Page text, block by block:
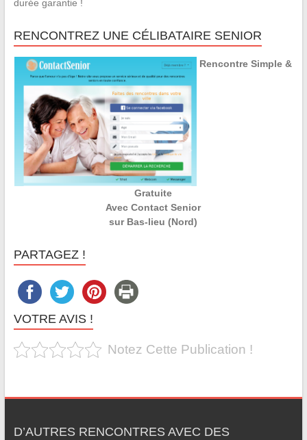
durée garantie !
RENCONTREZ UNE CÉLIBATAIRE SENIOR
Rencontre Simple &
Gratuite
Avec Contact Senior
sur Bas-lieu (Nord)
PARTAGEZ !
VOTRE AVIS !
Notez Cette Publication !
D’AUTRES RENCONTRES AVEC DES